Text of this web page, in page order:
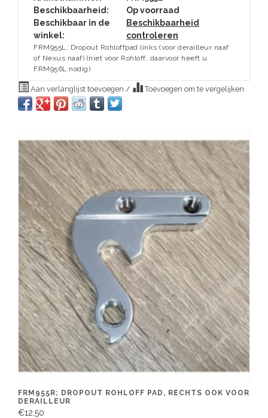
Beschikbaarheid:
Op voorraad
Beschikbaar in de
winkel:
Beschikbaarheid
controleren
FRM955L; Dropout Rohloffpad links (voor derailleur naaf
of Nexus naaf) (niet voor Rohloff, daarvoor heeft u
FRM956L nodig)
Aan verlanglijst toevoegen / Toevoegen om te vergelijken
FRM955R; DROPOUT ROHLOFF PAD, RECHTS OOK VOOR
DERAILLEUR
€12,50